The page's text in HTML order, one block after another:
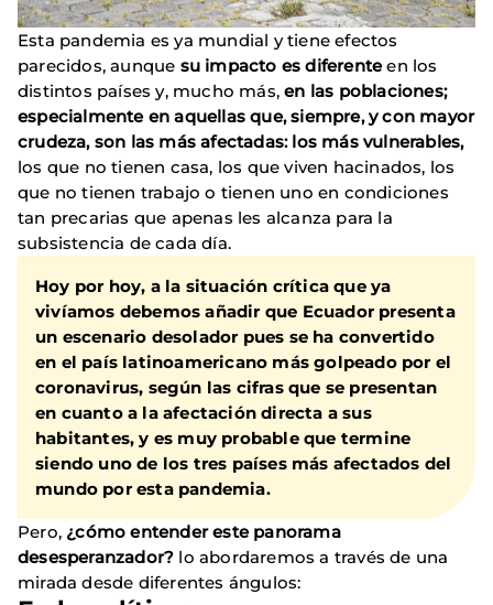
Esta pandemia es ya mundial y tiene efectos
parecidos, aunque su impacto es diferenteen los
distintos países y, mucho más,en las poblaciones;
especialmente en aquellas que, siempre, y con mayor
crudeza, son las más afectadas: los más vulnerables,
los que no tienen casa, los que viven hacinados, los
que no tienen trabajo o tienen uno en condiciones
tan precarias que apenas les alcanza para la
subsistencia de cada día.
Hoy por hoy, a la situación crítica que ya
vivíamos debemos añadir que Ecuador presenta
un escenario desolador pues se ha convertido
en el país latinoamericano más golpeado por el
coronavirus, según las cifras que se presentan
en cuanto a la afectación directa a sus
habitantes, y es muy probable que termine
siendo uno de los tres países más afectados del
mundo por esta pandemia.
Pero, ¿cómo entender este panorama
desesperanzador? lo abordaremos a través de una
mirada desde diferentes ángulos: